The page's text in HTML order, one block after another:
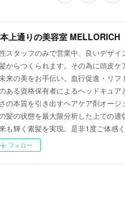
スタッフのみで営業中、良いデザイ
からつくられます。その為に頭皮ケ
来の美をお手伝い。血行促進・リフ
ある資格保有者によるヘッドキュア
の本質を引き出すヘアケア剤オージ
髪の状態を最大限分析した上での適
も輝く素髪を実現。是非1度ご体感く
フォロー